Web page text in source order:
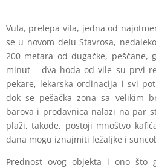
Vula, prelepa vila, jedna od
se u novom delu Stavrosa,
200 metara od dugačke, peščane,
minut – dva hoda od vile su prvi
pekare, lekarska ordinacija i svi
dok se pešačka zona sa velikim
barova i prodavnica nalazi na par
plaži, takođe, postoji mnoštvo
dana mogu iznajmiti ležaljke i
Prednost ovog objekta i ono što